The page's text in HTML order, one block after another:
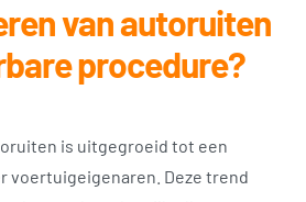
van autoruiten
procedure?
is uitgegroeid tot een
voertuigeigenaren. Deze trend